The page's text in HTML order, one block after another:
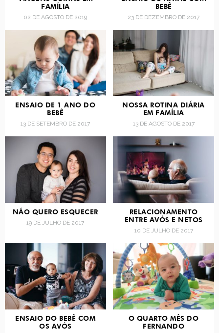
FAMÍLIA
02 DE AGOSTO DE 2019
BEBÊ
23 DE DEZEMBRO DE 2017
ENSAIO DE 1 ANO DO
BEBÊ
13 DE SETEMBRO DE 2017
NOSSA ROTINA DIÁRIA
EM FAMÍLIA
13 DE AGOSTO DE 2017
NÃO QUERO ESQUECER
19 DE JULHO DE 2017
RELACIONAMENTO
ENTRE AVÓS E NETOS
10 DE JULHO DE 2017
ENSAIO DO BEBÊ COM
OS AVÓS
O QUARTO MÊS DO
FERNANDO